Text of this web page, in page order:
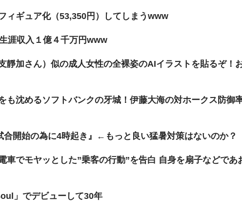
ィギュア化（53,350円）してしまうwww
涯収入１億４千万円www
靜加さん）似の成人女性の全裸姿のAIイラストを貼るぞ！
も沈めるソフトバンクの牙城！伊藤大海の対ホークス防御
合開始の為に4時起き』←もっと良い猛暑対策はないのか？
車でモヤッとした”乗客の行動”を告白 自身を扇子などであ
」でデビューして30年